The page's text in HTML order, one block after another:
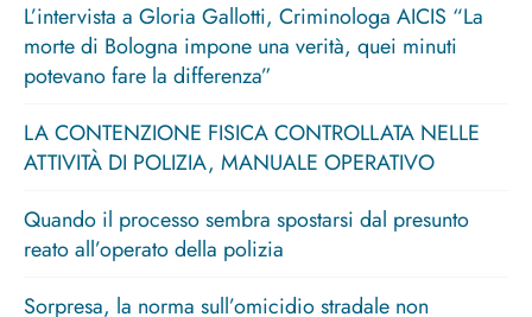
L’intervista a Gloria Gallotti, Criminologa AICIS “La
morte di Bologna impone una verità, quei minuti
potevano fare la differenza”
LA CONTENZIONE FISICA CONTROLLATA NELLE
ATTIVITÀ DI POLIZIA, MANUALE OPERATIVO
Quando il processo sembra spostarsi dal presunto
reato all’operato della polizia
Sorpresa, la norma sull’omicidio stradale non